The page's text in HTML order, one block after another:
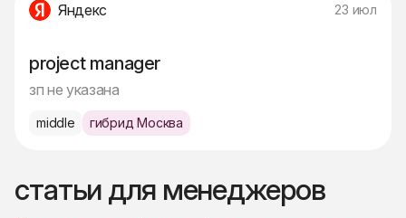
Яндекс 23 июл
project manager
зп не указана
middle гибрид Москва
статьи для менеджеров